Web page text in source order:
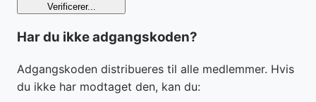
Verificerer...
Har du ikke adgangskoden?
Adgangskoden distribueres til alle medlemmer. Hvis
du ikke har modtaget den, kan du: